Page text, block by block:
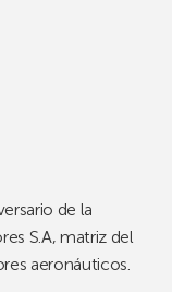
de la
S.A, matriz del
aeronáuticos.